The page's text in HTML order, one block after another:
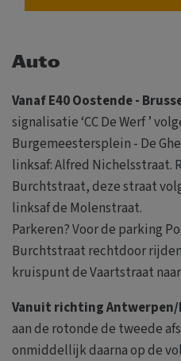
Auto
Vanaf E40 Oostende -
signalisatie ‘CC De Werf ’
Burgemeestersplein - De
linksaf: Alfred Nichelsstraat.
Burchtstraat, deze straat
linksaf de Molenstraat.
Parkeren? Voor de parking
Burchtstraat rechtdoor
kruispunt de Vaartstraat
Vanuit richting Antwerpen/
aan de rotonde de tweede
onmiddellijk daarna op de